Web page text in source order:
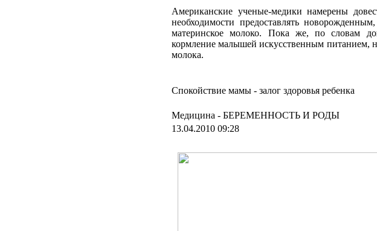
Американские ученые-медики намерены
необходимости предоставлять
материнское молоко. Пока же, по словам
кормление малышей искусственным питанием,
молока.
Спокойствие мамы - залог здоровья ребенка
Медицина - БЕРЕМЕННОСТЬ И РОДЫ
13.04.2010 09:28